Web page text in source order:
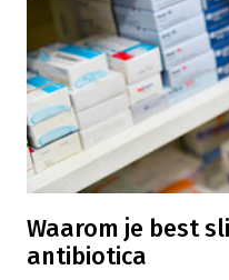
Waarom je best
antibiotica